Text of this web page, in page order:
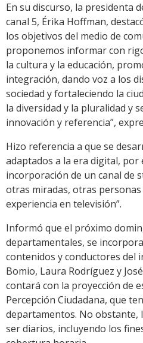
En su discurso, la presidenta
canal 5, Érika Hoffman,
los objetivos del medio de
proponemos informar con
la cultura y la educación,
integración, dando voz a los
sociedad y fortaleciendo la
la diversidad y la pluralidad y
innovación y referencia”,
Hizo referencia a que se
adaptados a la era digital, por
incorporación de un canal de
otras miradas, otras
experiencia en televisión”.
Informó que el próximo
departamentales, se
contenidos y conductores del
Bomio, Laura Rodríguez y
contará con la proyección de
Percepción Ciudadana, que
departamentos. No obstante,
ser diarios, incluyendo los